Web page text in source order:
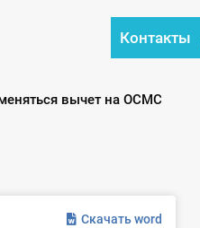
Контакты
вычет на ОСМС
Скачать word